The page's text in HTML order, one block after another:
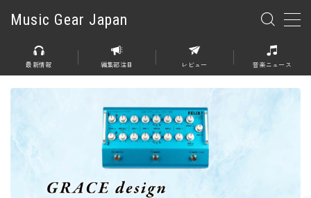
Music Gear Japan
MENU
アコースティックギター
エレアコ
最新情報 編集部注目 レビュー 音楽ニュース